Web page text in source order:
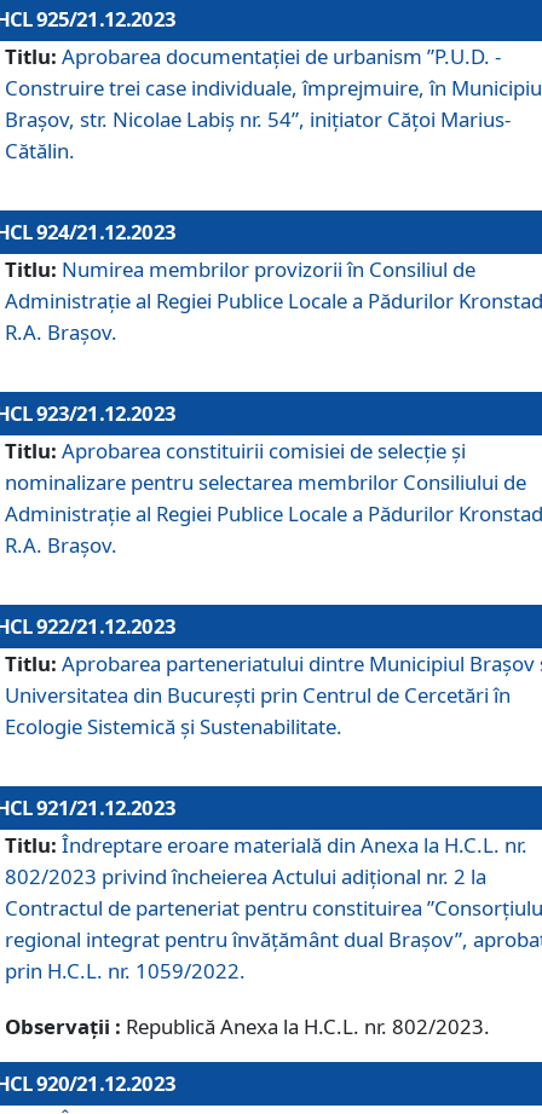
925/21.12.2023
Titlu: Aprobarea documentaţiei de urbanism ”P.U.D. -
Construire trei case individuale, împrejmuire, în
Brașov, str. Nicolae Labiș nr. 54”, inițiator Cățoi Marius-
Cătălin.
924/21.12.2023
Titlu: Numirea membrilor provizorii în Consiliul de
Administraţie al Regiei Publice Locale a Pădurilor
R.A. Brașov.
923/21.12.2023
Titlu: Aprobarea constituirii comisiei de selecție și
nominalizare pentru selectarea membrilor Consiliului de
Administrație al Regiei Publice Locale a Pădurilor
R.A. Brașov.
922/21.12.2023
Titlu: Aprobarea parteneriatului dintre Municipiul Brașov
Universitatea din București prin Centrul de Cercetări în
Ecologie Sistemică și Sustenabilitate.
921/21.12.2023
Titlu: Îndreptare eroare materială din Anexa la H.C.L. nr.
802/2023 privind încheierea Actului adițional nr. 2 la
Contractul de parteneriat pentru constituirea
regional integrat pentru învățământ dual Brașov”,
prin H.C.L. nr. 1059/2022.
Observații : Republică Anexa la H.C.L. nr. 802/2023.
920/21.12.2023